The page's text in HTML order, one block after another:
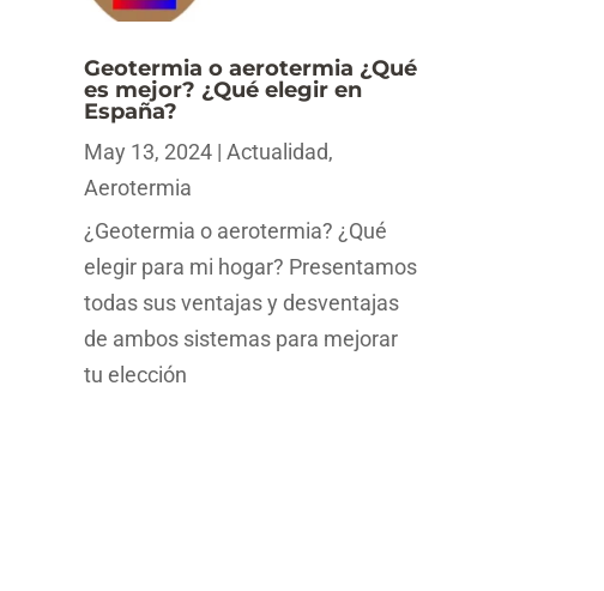
Geotermia o aerotermia ¿Qué
es mejor? ¿Qué elegir en
España?
May 13, 2024| Actualidad,
Aerotermia
¿Geotermia o aerotermia? ¿Qué
elegir para mi hogar? Presentamos
todas sus ventajas y desventajas
de ambos sistemas para mejorar
tu elección